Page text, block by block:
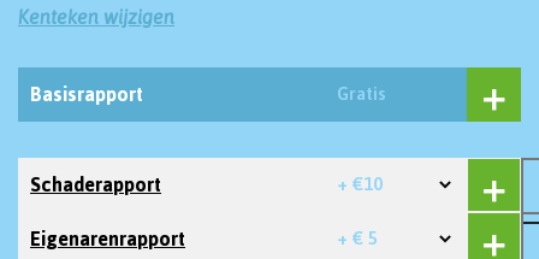
Kenteken wijzigen
Basisrapport Gratis
Schaderapport + €10
Eigenarenrapport + € 5